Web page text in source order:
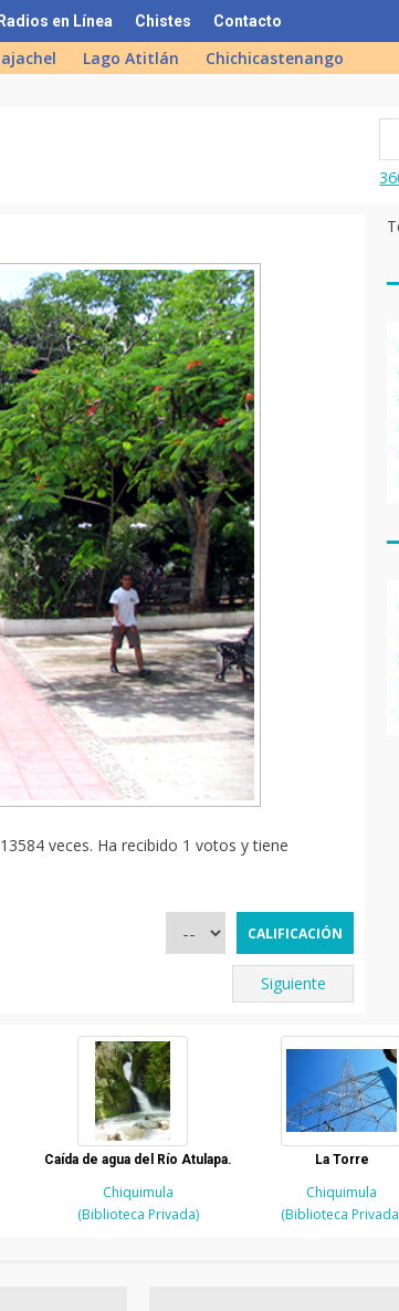
en Línea Chistes Contacto
Lago Atitlán Chichicastenango
veces. Ha recibido 1 votos y tiene
Siguiente
Caída de agua del Río Atulapa.
Chiquimula
(Biblioteca Privada)
La Torre
Chiquimula
(Biblioteca